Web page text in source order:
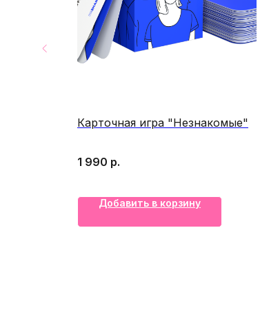
Карточная игра "Незнакомые"
1 990 р.
Добавить в корзину